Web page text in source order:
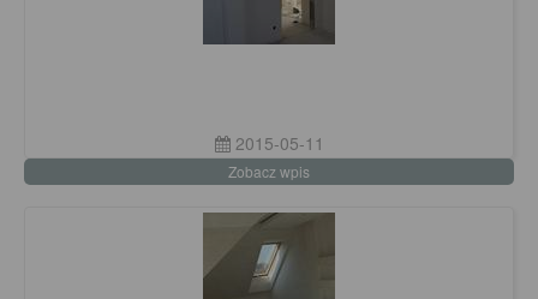
2015-05-11
Zobacz wpis